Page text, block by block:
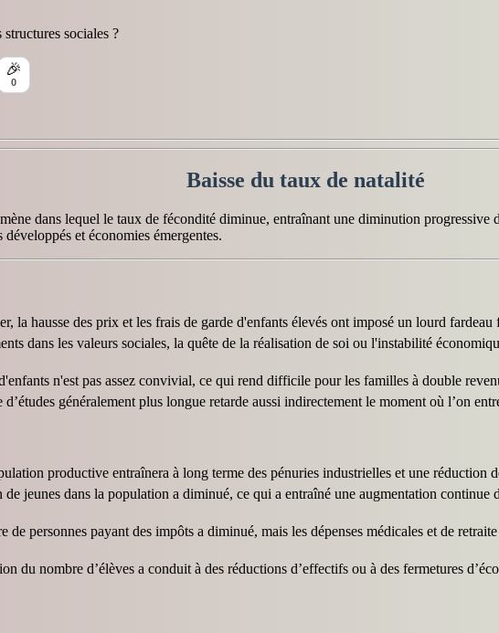
sociales ?
🎉
0
Baisse du taux de natalité
dans lequel le taux de fécondité diminue, entraînant une diminution
et économies émergentes.
la hausse des prix et les frais de garde d'enfants élevés ont imposé un lourd
dans les valeurs sociales, la quête de la réalisation de soi ou l'instabilité
n'est pas assez convivial, ce qui rend difficile pour les familles à double
d’études généralement plus longue retarde aussi indirectement le moment où l’on
productive entraînera à long terme des pénuries industrielles et une réduction
jeunes dans la population a diminué, ce qui a entraîné une augmentation continue
de personnes payant des impôts a diminué, mais les dépenses médicales et de
du nombre d’élèves a conduit à des réductions d’effectifs ou à des fermetures